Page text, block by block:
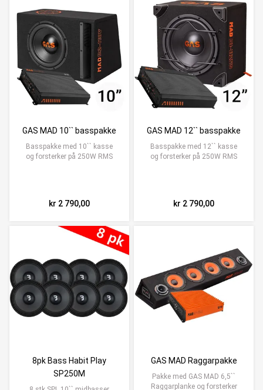
GAS MAD 10`` basspakke
Basspakke med 10`` kasse
og forsterker på 250W RMS
kr 2 790,00
GAS MAD 12`` basspakke
Basspakke med 12`` kasse
og forsterker på 250W RMS
kr 2 790,00
8pk Bass Habit Play
SP250M
GAS MAD Raggarpakke
Pakke med GAS MAD 6,5``
Raggarplanke og forsterker